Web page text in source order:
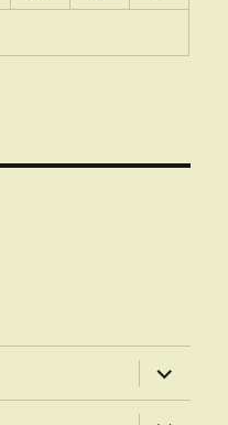
του
μενού